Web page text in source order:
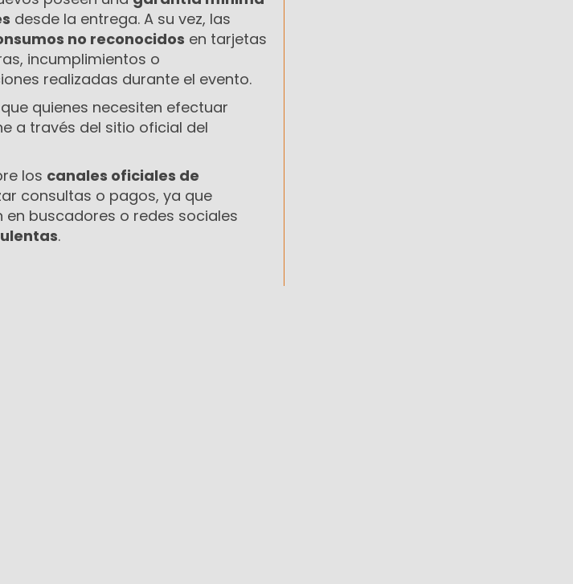
desde la entrega. A su vez, las
no reconocidos en tarjetas
incumplimientos o
realizadas durante el evento.
quienes necesiten efectuar
a través del sitio oficial del
los canales oficiales de
consultas o pagos, ya que
buscadores o redes sociales
.